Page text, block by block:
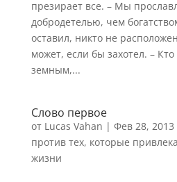
презирает все. – Мы
добродетелью, чем
оставил, никто не
может, если бы захотел. –
земным,...
Слово первое
от Lucas Vahan | Фев 28, 2013
против тех, которые
жизни